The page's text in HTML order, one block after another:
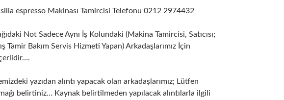
espresso Makinası Tamircisi Telefonu 0212 2974432
Not Sadece Aynı İş Kolundaki (Makina Tamircisi, Satıcısı;
Tamir Bakım Servis Hizmeti Yapan) Arkadaşlarımız İçin
yazıdan alıntı yapacak olan arkadaşlarımız; Lütfen
belirtiniz… Kaynak belirtilmeden yapılacak alıntılarla ilgili